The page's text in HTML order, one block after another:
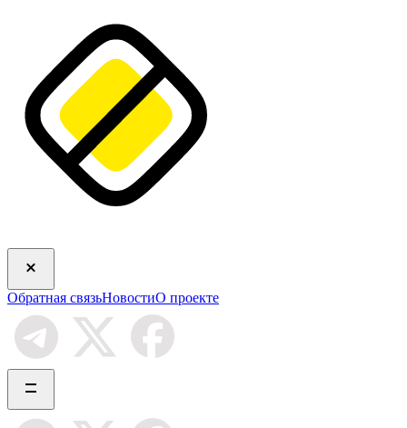
Обратная связьНовостиО проекте